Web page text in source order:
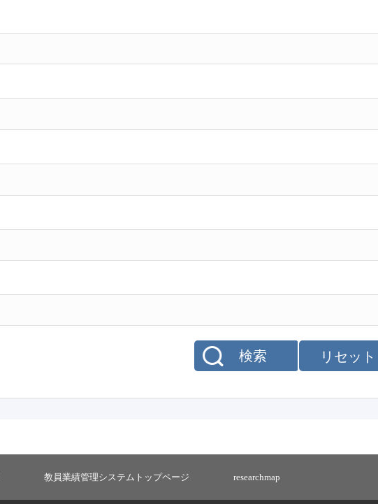
リセット
検索
教員業績管理システムトップページ researchmap